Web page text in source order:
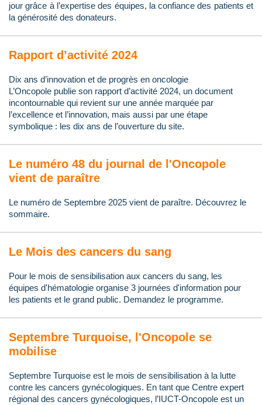
jour grâce à l’expertise des équipes, la confiance des patients et
la générosité des donateurs.
Rapport d’activité 2024
Dix ans d’innovation et de progrès en oncologie
L’Oncopole publie son rapport d’activité 2024, un document
incontournable qui revient sur une année marquée par
l’excellence et l’innovation, mais aussi par une étape
symbolique : les dix ans de l’ouverture du site.
Le numéro 48 du journal de l'Oncopole
vient de paraître
Le numéro de Septembre 2025 vient de paraître. Découvrez le
sommaire.
Le Mois des cancers du sang
Pour le mois de sensibilisation aux cancers du sang, les
équipes d'hématologie organise 3 journées d'information pour
les patients et le grand public. Demandez le programme.
Septembre Turquoise, l'Oncopole se
mobilise
Septembre Turquoise est le mois de sensibilisation à la lutte
contre les cancers gynécologiques. En tant que Centre expert
régional des cancers gynécologiques, l’IUCT-Oncopole est un